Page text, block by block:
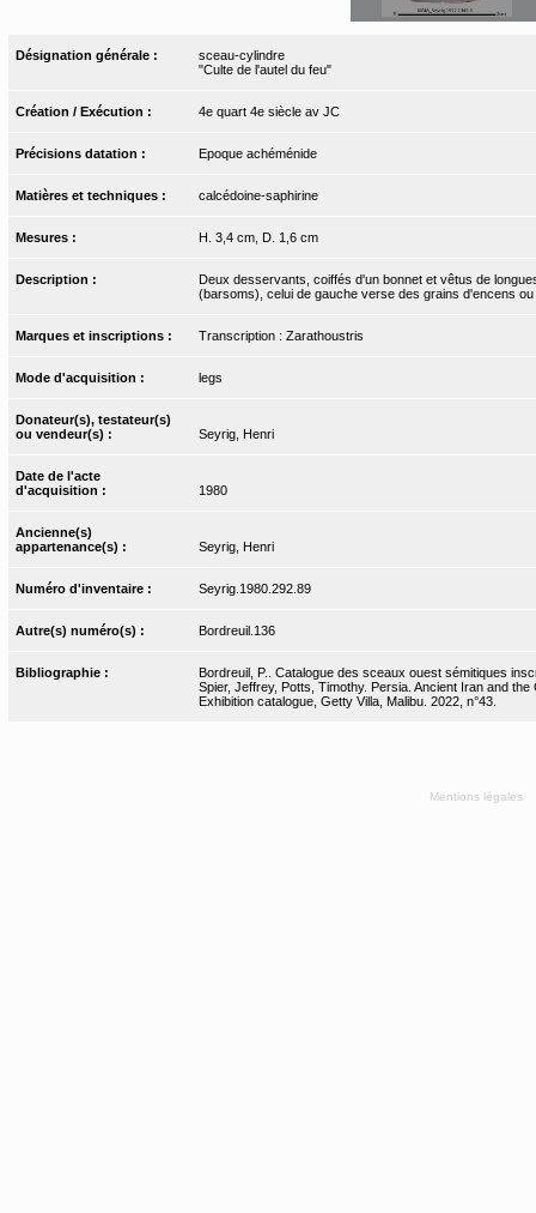
Désignation générale :
sceau-cylindre
"Culte de l'autel du feu"
Création / Exécution : 4e quart 4e siècle av JC
Précisions datation : Epoque achéménide
Matières et techniques : calcédoine-saphirine
Mesures : H. 3,4 cm, D. 1,6 cm
Description :
Deux desservants, coiffés d'un bonnet et vêtus de
(barsoms), celui de gauche verse des grains d'encens
Marques et inscriptions : Transcription : Zarathoustris
Mode d'acquisition : legs
Donateur(s), testateur(s)
ou vendeur(s) :
Seyrig, Henri
Date de l'acte
d'acquisition :
1980
Ancienne(s)
appartenance(s) :
Seyrig, Henri
Numéro d'inventaire : Seyrig.1980.292.89
Autre(s) numéro(s) : Bordreuil.136
Bibliographie :
Bordreuil, P.. Catalogue des sceaux ouest sémitiques
Spier, Jeffrey, Potts, Timothy. Persia. Ancient Iran and the
Exhibition catalogue, Getty Villa, Malibu. 2022, n°43.
Mentions légales